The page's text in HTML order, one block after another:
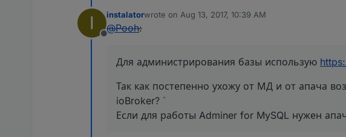
I
Offline
instalatorwrote on Aug 13, 2017, 10:39 AM
last edited by
@Pooh:
Для администрирования базы использую
Так как постепенно ухожу от МД и от апача
ioBroker? `
Если для работы Adminer for MySQL нужен